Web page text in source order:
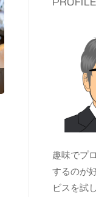
PROFILE
趣味でプ
するのが
ビスを試